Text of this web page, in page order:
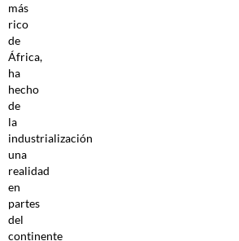
más
rico
de
África,
ha
hecho
de
la
industrialización
una
realidad
en
partes
del
continente